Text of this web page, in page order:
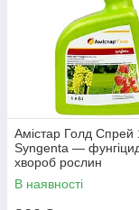
На
Амістар Голд Спрей
Syngenta — фунгіцид
хвороб рослин
В наявності